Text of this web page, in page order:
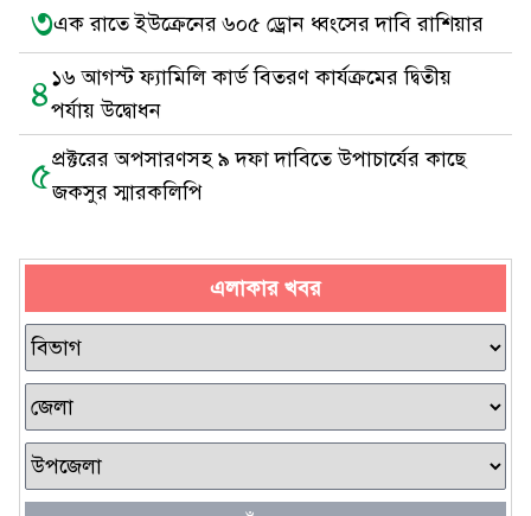
৩এক রাতে ইউক্রেনের ৬০৫ ড্রোন ধ্বংসের দাবি রাশিয়ার
৪১৬ আগস্ট ফ্যামিলি কার্ড বিতরণ কার্যক্রমের দ্বিতীয়
পর্যায় উদ্বোধন
৫প্রক্টরের অপসারণসহ ৯ দফা দাবিতে উপাচার্যের কাছে
জকসুর স্মারকলিপি
এলাকার খবর